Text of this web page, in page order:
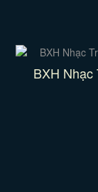
BXH Nhạc